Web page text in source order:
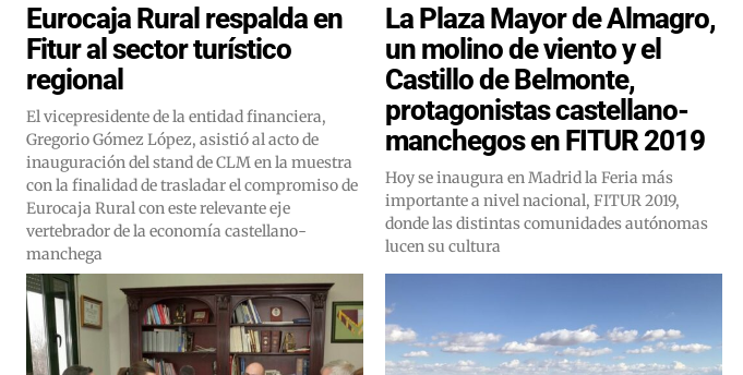
Eurocaja Rural respalda en
Fitur al sector turístico
regional
El vicepresidente de la entidad financiera,
Gregorio Gómez López, asistió al acto de
inauguración del stand de CLM en la muestra
con la finalidad de trasladar el compromiso de
Eurocaja Rural con este relevante eje
vertebrador de la economía castellano-
manchega
La Plaza Mayor de Almagro,
un molino de viento y el
Castillo de Belmonte,
protagonistas castellano-
manchegos en FITUR 2019
Hoy se inaugura en Madrid la Feria más
importante a nivel nacional, FITUR 2019,
donde las distintas comunidades autónomas
lucen su cultura